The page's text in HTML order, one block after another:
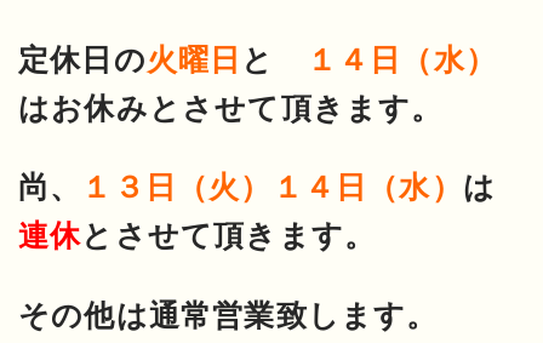
定休日の火曜日 と
１４日（水）
はお休みとさせて頂きます。
尚、 １３日（火）１４日（水） は
連休とさせて頂きます。
その他は通常営業致します。